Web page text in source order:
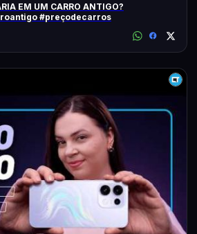
EM UM CARRO ANTIGO?
#preçodecarros